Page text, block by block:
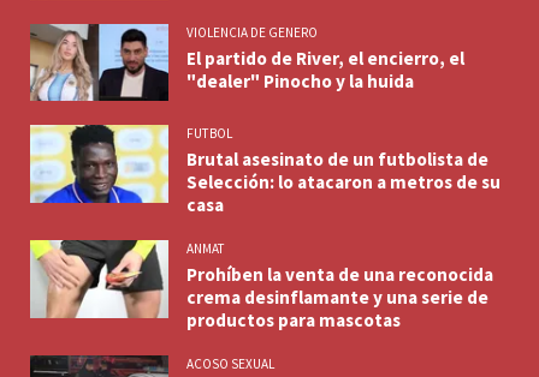
VIOLENCIA DE GENERO
El partido de River, el encierro, el
"dealer" Pinocho y la huida
FUTBOL
Brutal asesinato de un futbolista de
Selección: lo atacaron a metros de su
casa
ANMAT
Prohíben la venta de una reconocida
crema desinflamante y una serie de
productos para mascotas
ACOSO SEXUAL